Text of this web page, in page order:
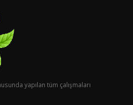
yapılan tüm çalışmaları